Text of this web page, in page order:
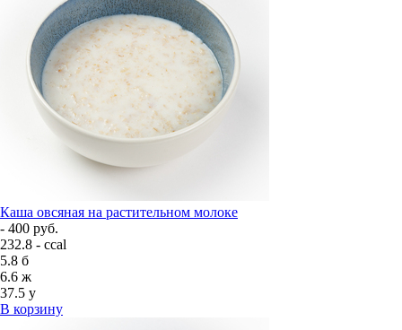
Каша овсяная на растительном молоке
- 400 руб.
232.8 - ccal
5.8 б
6.6 ж
37.5 у
В корзину